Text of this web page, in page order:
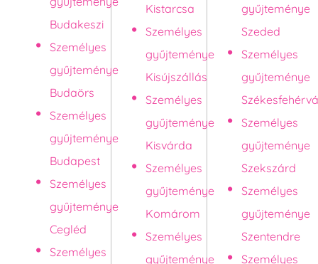
Budakeszi
Személyes
gyűjteménye
Budaörs
Személyes
gyűjteménye
Budapest
Személyes
gyűjteménye
Cegléd
Személyes
Kistarcsa
Személyes
gyűjteménye
Kisújszállás
Személyes
gyűjteménye
Kisvárda
Személyes
gyűjteménye
Komárom
Személyes
gyűjteménye
gyűjteménye
Szeded
Személyes
gyűjteménye
Személyes
gyűjteménye
Szekszárd
Személyes
gyűjteménye
Szentendre
Személyes